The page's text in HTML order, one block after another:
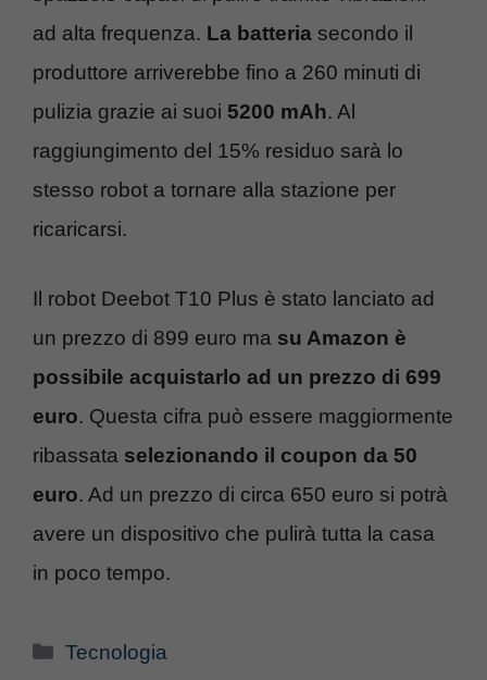
ad alta frequenza. La batteria secondo il
produttore arriverebbe fino a 260 minuti di
pulizia grazie ai suoi 5200 mAh. Al
raggiungimento del 15% residuo sarà lo
stesso robot a tornare alla stazione per
ricaricarsi.
Il robot Deebot T10 Plus è stato lanciato ad
un prezzo di 899 euro ma su Amazon è
possibile acquistarlo ad un prezzo di 699
euro. Questa cifra può essere maggiormente
ribassata selezionando il coupon da 50
euro. Ad un prezzo di circa 650 euro si potrà
avere un dispositivo che pulirà tutta la casa
in poco tempo.
Categorie
Tecnologia